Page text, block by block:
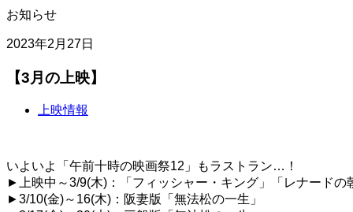
お知らせ
2023年2月27日
【3月の上映】
上映情報
いよいよ「午前十時の映画祭12」もラストラン…！
►上映中～3/9(木)：「フィッシャー・キング」「レナードの
►3/10(金)～16(木)：阪妻版「無法松の一生」